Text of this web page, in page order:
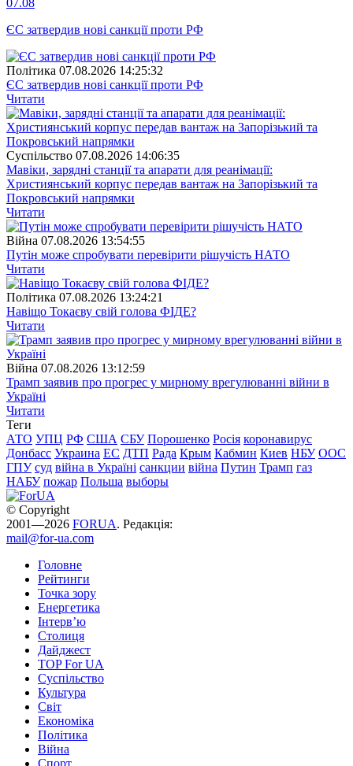
ЄС затвердив нові санкції проти РФ
Полiтика 07.08.2026 14:25:32
ЄС затвердив нові санкції проти РФ
Читати
Суспiльство 07.08.2026 14:06:35
Мавіки, зарядні станції та апарати для реанімації:
Християнський корпус передав вантаж на Запорізький та
Покровський напрямки
Читати
Війна 07.08.2026 13:54:55
Путін може спробувати перевірити рішучість НАТО
Читати
Полiтика 07.08.2026 13:24:21
Навіщо Токаєву свій голова ФІДЕ?
Читати
Війна 07.08.2026 13:12:59
Трамп заявив про прогрес у мирному врегулюванні війни в
Україні
Читати
Теги
АТО УПЦ РФ США СБУ Порошенко Росія коронавирус
Донбасс Украина ЕС ДТП Рада Крым Кабмин Киев НБУ ООС
ГПУ суд війна в Україні санкции війна Путин Трамп газ
НАБУ пожар Польша выборы
© Copyright
2001—2026 FORUA. Редакція:
mail@for-ua.com
Головне
Рейтинги
Точка зору
Енергетика
Інтерв’ю
Столиця
Дайджест
TOP For UA
Суспiльство
Культура
Світ
Економіка
Політика
Війна
Спорт